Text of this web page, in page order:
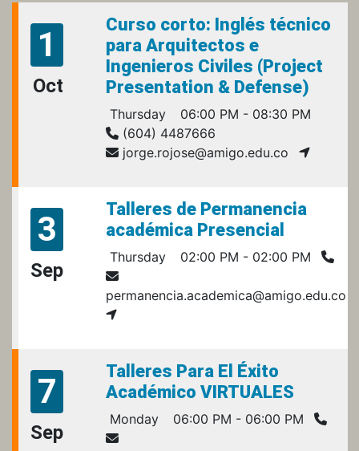
1
Oct
Curso corto: Inglés técnico
para Arquitectos e
Ingenieros Civiles (Project
Presentation & Defense)
Thursday
06:00 PM - 08:30 PM
(604) 4487666
jorge.rojose@amigo.edu.co
3
Sep
Talleres de Permanencia
académica Presencial
Thursday 02:00 PM - 02:00 PM
permanencia.academica@amigo.edu.co
7
Sep
Talleres Para El Éxito
Académico VIRTUALES
Monday 06:00 PM - 06:00 PM